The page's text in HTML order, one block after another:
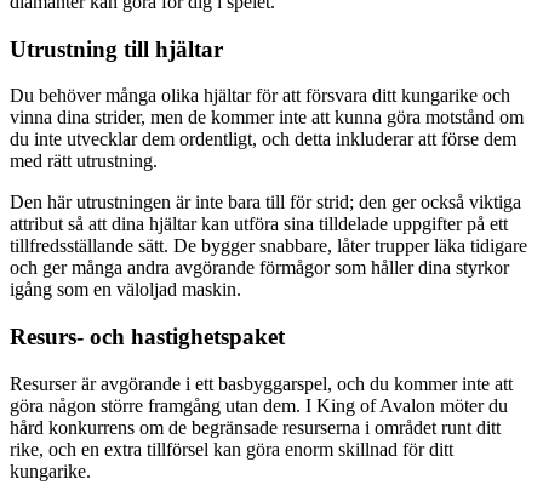
Utrustning till hjältar
Du behöver många olika hjältar för att försvara ditt kungarike och
vinna dina strider, men de kommer inte att kunna göra motstånd om
du inte utvecklar dem ordentligt, och detta inkluderar att förse dem
med rätt utrustning.
Den här utrustningen är inte bara till för strid; den ger också viktiga
attribut så att dina hjältar kan utföra sina tilldelade uppgifter på ett
tillfredsställande sätt. De bygger snabbare, låter trupper läka tidigare
och ger många andra avgörande förmågor som håller dina styrkor
igång som en väloljad maskin.
Resurs- och hastighetspaket
Resurser är avgörande i ett basbyggarspel, och du kommer inte att
göra någon större framgång utan dem. I King of Avalon möter du
hård konkurrens om de begränsade resurserna i området runt ditt
rike, och en extra tillförsel kan göra enorm skillnad för ditt
kungarike.